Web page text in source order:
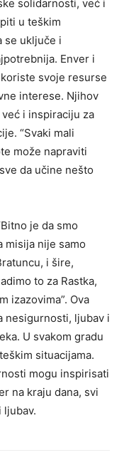
solidarnosti, već i
u teškim
se uključe i
Enver i
svoje resurse
interese. Njihov
i inspiraciju za
“Svaki mali
može napraviti
da učine nešto
je da smo
misija nije samo
i šire,
to za Rastka,
izazovima”. Ova
nesigurnosti, ljubav i
U svakom gradu
situacijama.
mogu inspirisati
na kraju dana, svi
ljubav.